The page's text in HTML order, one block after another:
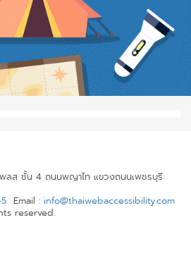
พลส ชั้น 4 ถนนพญาไท แขวงถนนเพชรบุรี
Email : info@thaiwebaccessibility.com
reserved.